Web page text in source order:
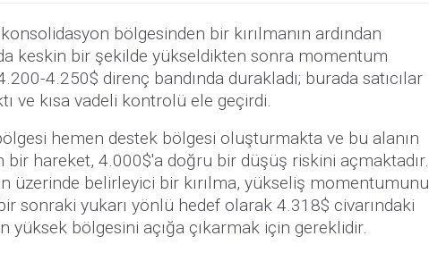
bölgesinden bir kırılmanın ardından
keskin bir şekilde yükseldikten sonra momentum
4.250$ direnç bandında durakladı; burada satıcılar
ve kısa vadeli kontrolü ele geçirdi.
hemen destek bölgesi oluşturmakta ve bu alanın
bir hareket, 4.000$'a doğru bir düşüş riskini açmaktadır.
üzerinde belirleyici bir kırılma, yükseliş momentumunu
sonraki yukarı yönlü hedef olarak 4.318$ civarındaki
yüksek bölgesini açığa çıkarmak için gereklidir.